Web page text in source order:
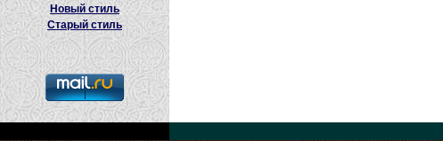
Новый стиль
Старый стиль